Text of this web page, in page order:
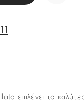
επιλέγει τα